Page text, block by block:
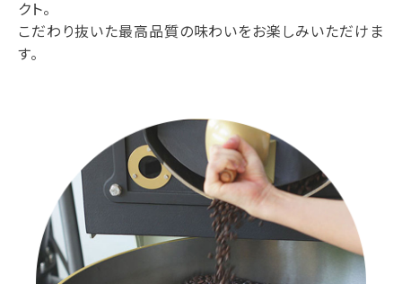
クト。
こだわり抜いた最高品質の味わいをお楽しみいただけま
す。